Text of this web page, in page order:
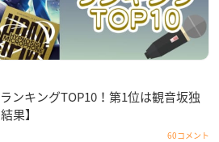
ンキングTOP10！第1位は観音坂独
果】
60コメント